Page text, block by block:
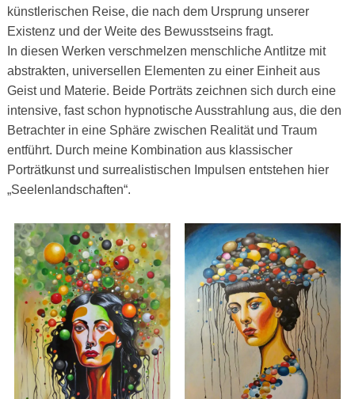
künstlerischen Reise, die nach dem Ursprung unserer
Existenz und der Weite des Bewusstseins fragt.
In diesen Werken verschmelzen menschliche Antlitze mit
abstrakten, universellen Elementen zu einer Einheit aus
Geist und Materie. Beide Porträts zeichnen sich durch eine
intensive, fast schon hypnotische Ausstrahlung aus, die den
Betrachter in eine Sphäre zwischen Realität und Traum
entführt. Durch meine Kombination aus klassischer
Porträtkunst und surrealistischen Impulsen entstehen hier
„Seelenlandschaften“.